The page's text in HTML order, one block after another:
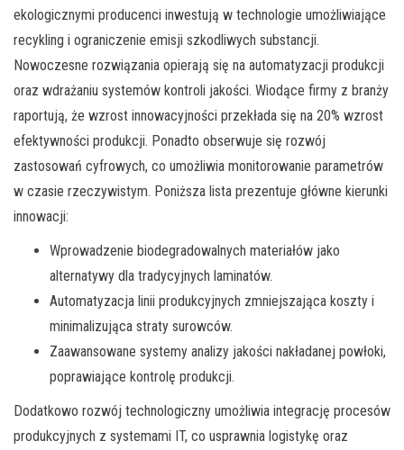
ekologicznymi producenci inwestują w technologie umożliwiające
recykling i ograniczenie emisji szkodliwych substancji.
Nowoczesne rozwiązania opierają się na automatyzacji produkcji
oraz wdrażaniu systemów kontroli jakości. Wiodące firmy z branży
raportują, że wzrost innowacyjności przekłada się na 20% wzrost
efektywności produkcji. Ponadto obserwuje się rozwój
zastosowań cyfrowych, co umożliwia monitorowanie parametrów
w czasie rzeczywistym. Poniższa lista prezentuje główne kierunki
innowacji:
Wprowadzenie biodegradowalnych materiałów jako
alternatywy dla tradycyjnych laminatów.
Automatyzacja linii produkcyjnych zmniejszająca koszty i
minimalizująca straty surowców.
Zaawansowane systemy analizy jakości nakładanej powłoki,
poprawiające kontrolę produkcji.
Dodatkowo rozwój technologiczny umożliwia integrację procesów
produkcyjnych z systemami IT, co usprawnia logistykę oraz